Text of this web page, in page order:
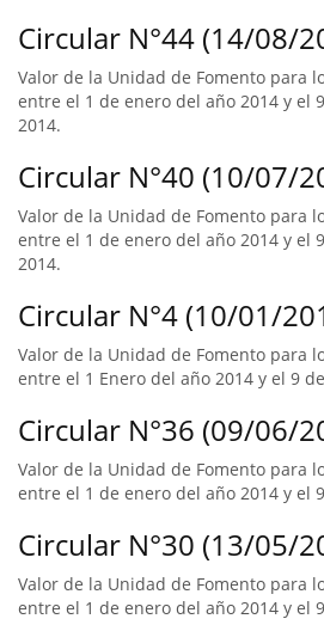
Circular N°44 (14/08/
Valor de la Unidad de Fomento para
entre el 1 de enero del año 2014 y el
2014.
Circular N°40 (10/07/
Valor de la Unidad de Fomento para
entre el 1 de enero del año 2014 y el
2014.
Circular N°4 (10/01/
Valor de la Unidad de Fomento para
entre el 1 Enero del año 2014 y el 9
Circular N°36 (09/06/
Valor de la Unidad de Fomento para
entre el 1 de enero del año 2014 y el
Circular N°30 (13/05/
Valor de la Unidad de Fomento para
entre el 1 de enero del año 2014 y el